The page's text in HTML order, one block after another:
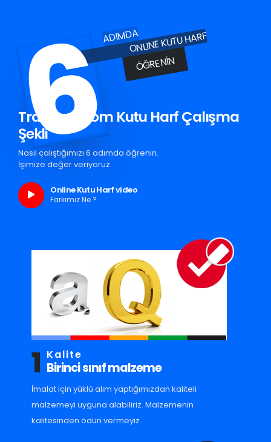
6ADIMDAONLINE KUTU HARF
ÖĞRENIN
Trabzon Krom Kutu Harf Çalışma
Şekli
Nasıl çalıştığımızı 6 adımda öğrenin.
İşimize değer veriyoruz.
Online Kutu Harf video
Farkımız Ne ?
1 Kalite
Birinci sınıf malzeme
İmalat için yüklü alım yaptığımızdan kaliteli
malzemeyi uyguna alabiliriz. Malzemenin
kalitesinden ödün vermeyiz.